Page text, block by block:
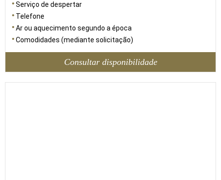
Serviço de despertar
Telefone
Ar ou aquecimento segundo a época
Comodidades (mediante solicitação)
Consultar disponibilidade